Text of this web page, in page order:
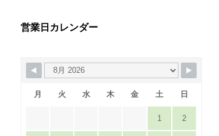
営業日カレンダー
月 火 水 木 金 土 日
1 2